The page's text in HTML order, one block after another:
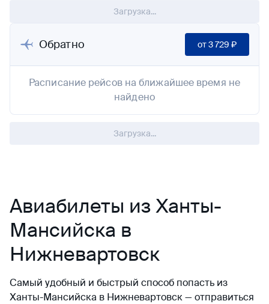
Загрузка...
Обратно от3 729 ₽
Расписание рейсов на ближайшее время не
найдено
Загрузка...
Авиабилеты из Ханты-
Мансийска в
Нижневартовск
Самый удобный и быстрый способ попасть из
Ханты-Мансийска в Нижневартовск — отправиться